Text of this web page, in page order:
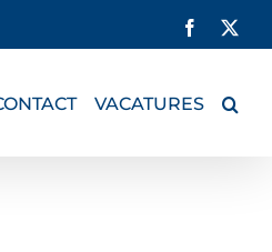
Facebook
VACATURES